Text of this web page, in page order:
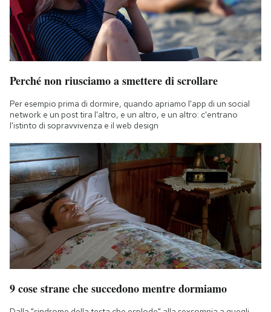
Perché non riusciamo a smettere di scrollare
Per esempio prima di dormire, quando apriamo l'app di un social
network e un post tira l'altro, e un altro, e un altro: c'entrano
l'istinto di sopravvivenza e il web design
9 cose strane che succedono mentre dormiamo